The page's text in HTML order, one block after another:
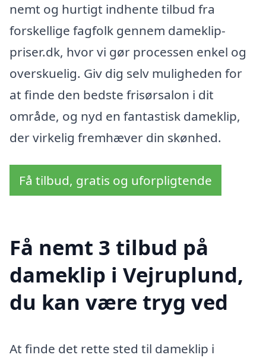
nemt og hurtigt indhente tilbud fra
forskellige fagfolk gennem dameklip-
priser.dk, hvor vi gør processen enkel og
overskuelig. Giv dig selv muligheden for
at finde den bedste frisørsalon i dit
område, og nyd en fantastisk dameklip,
der virkelig fremhæver din skønhed.
Få tilbud, gratis og uforpligtende
Få nemt 3 tilbud på
dameklip i Vejruplund,
du kan være tryg ved
At finde det rette sted til dameklip i